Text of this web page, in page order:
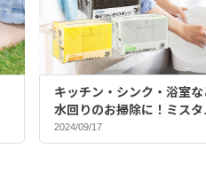
キッチン・シンク・浴室な
水回りのお掃除に！ミスタ
マックスバイヤーおすすめ
ポンジ♪
2024/09/17